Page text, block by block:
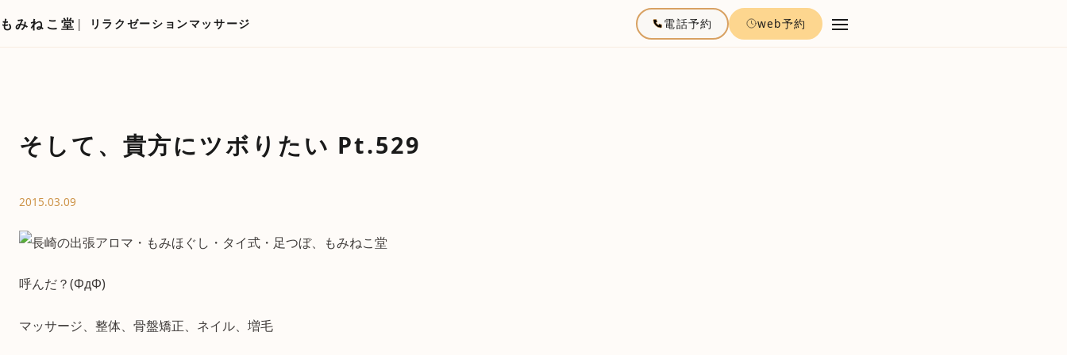
もみねこ堂 リラクゼーションマッサージ 電話予約 web予約
そして、貴方にツボりたい Pt.529
2015.03.09
呼んだ？(ΦдΦ)
マッサージ、整体、骨盤矯正、ネイル、増毛